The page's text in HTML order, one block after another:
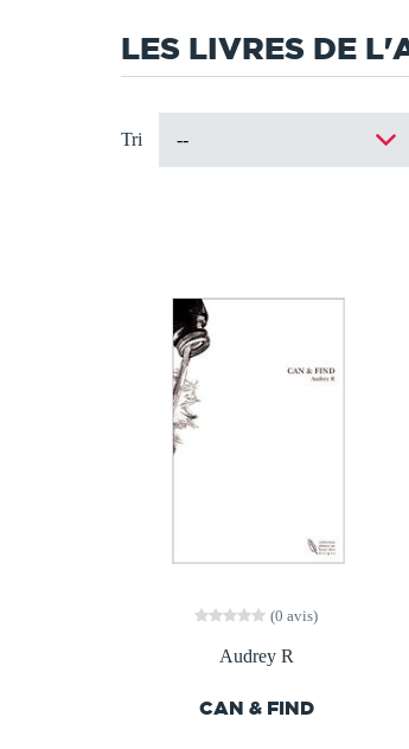
LES LIVRES DE
Tri
(0 avis)
Audrey R
CAN & FIND